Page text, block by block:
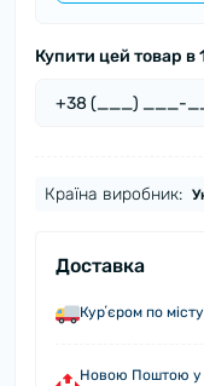
Купити цей товар в
Країна виробник:
Доставка
Курʼєром по
Новою Поштою у